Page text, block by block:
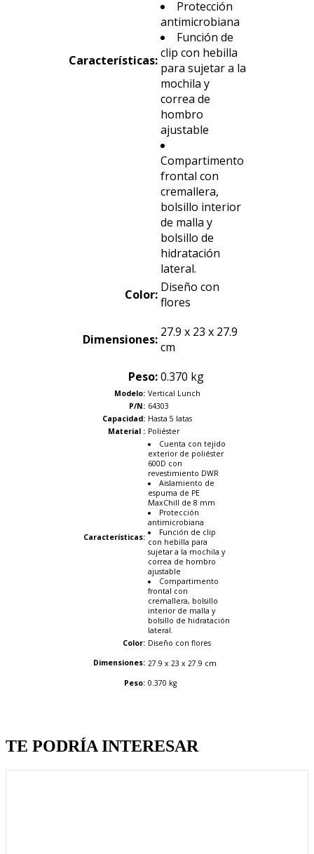
Características:
Protección
antimicrobiana
Función de
clip con hebilla
para sujetar a la
mochila y
correa de
hombro
ajustable
Compartimento
frontal con
cremallera,
bolsillo interior
de malla y
bolsillo de
hidratación
lateral.
Color: Diseño con
flores
Dimensiones: 27.9 x 23 x 27.9
cm
Peso: 0.370 kg
Modelo: Vertical Lunch
P/N: 64303
Capacidad: Hasta 5 latas
Material : Poliéster
Características:
Cuenta con tejido
exterior de poliéster
600D con
revestimiento DWR
Aislamiento de
espuma de PE
MaxChill de 8 mm
Protección
antimicrobiana
Función de clip
con hebilla para
sujetar a la mochila y
correa de hombro
ajustable
Compartimento
frontal con
cremallera, bolsillo
interior de malla y
bolsillo de hidratación
lateral.
Color: Diseño con flores
Dimensiones: 27.9 x 23 x 27.9 cm
Peso: 0.370 kg
TE PODRÍA INTERESAR